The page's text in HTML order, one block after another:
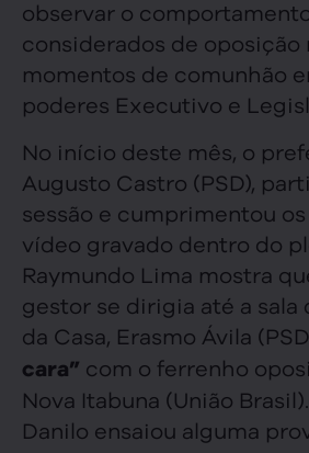
observar o
considerados de oposição
momentos de comunhão
poderes Executivo e
No início deste mês, o
Augusto Castro (PSD),
sessão e cumprimentou
vídeo gravado dentro do
Raymundo Lima mostra
gestor se dirigia até a
da Casa, Erasmo Ávila
cara” com o ferrenho
Nova Itabuna (União
Danilo ensaiou alguma